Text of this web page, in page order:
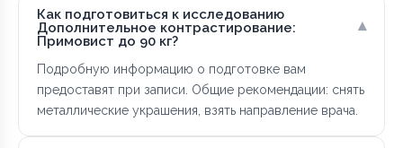
Как подготовиться к исследованию
Дополнительное контрастирование:
Примовист до 90 кг?
▾
Подробную информацию о подготовке вам
предоставят при записи. Общие рекомендации: снять
металлические украшения, взять направление врача.